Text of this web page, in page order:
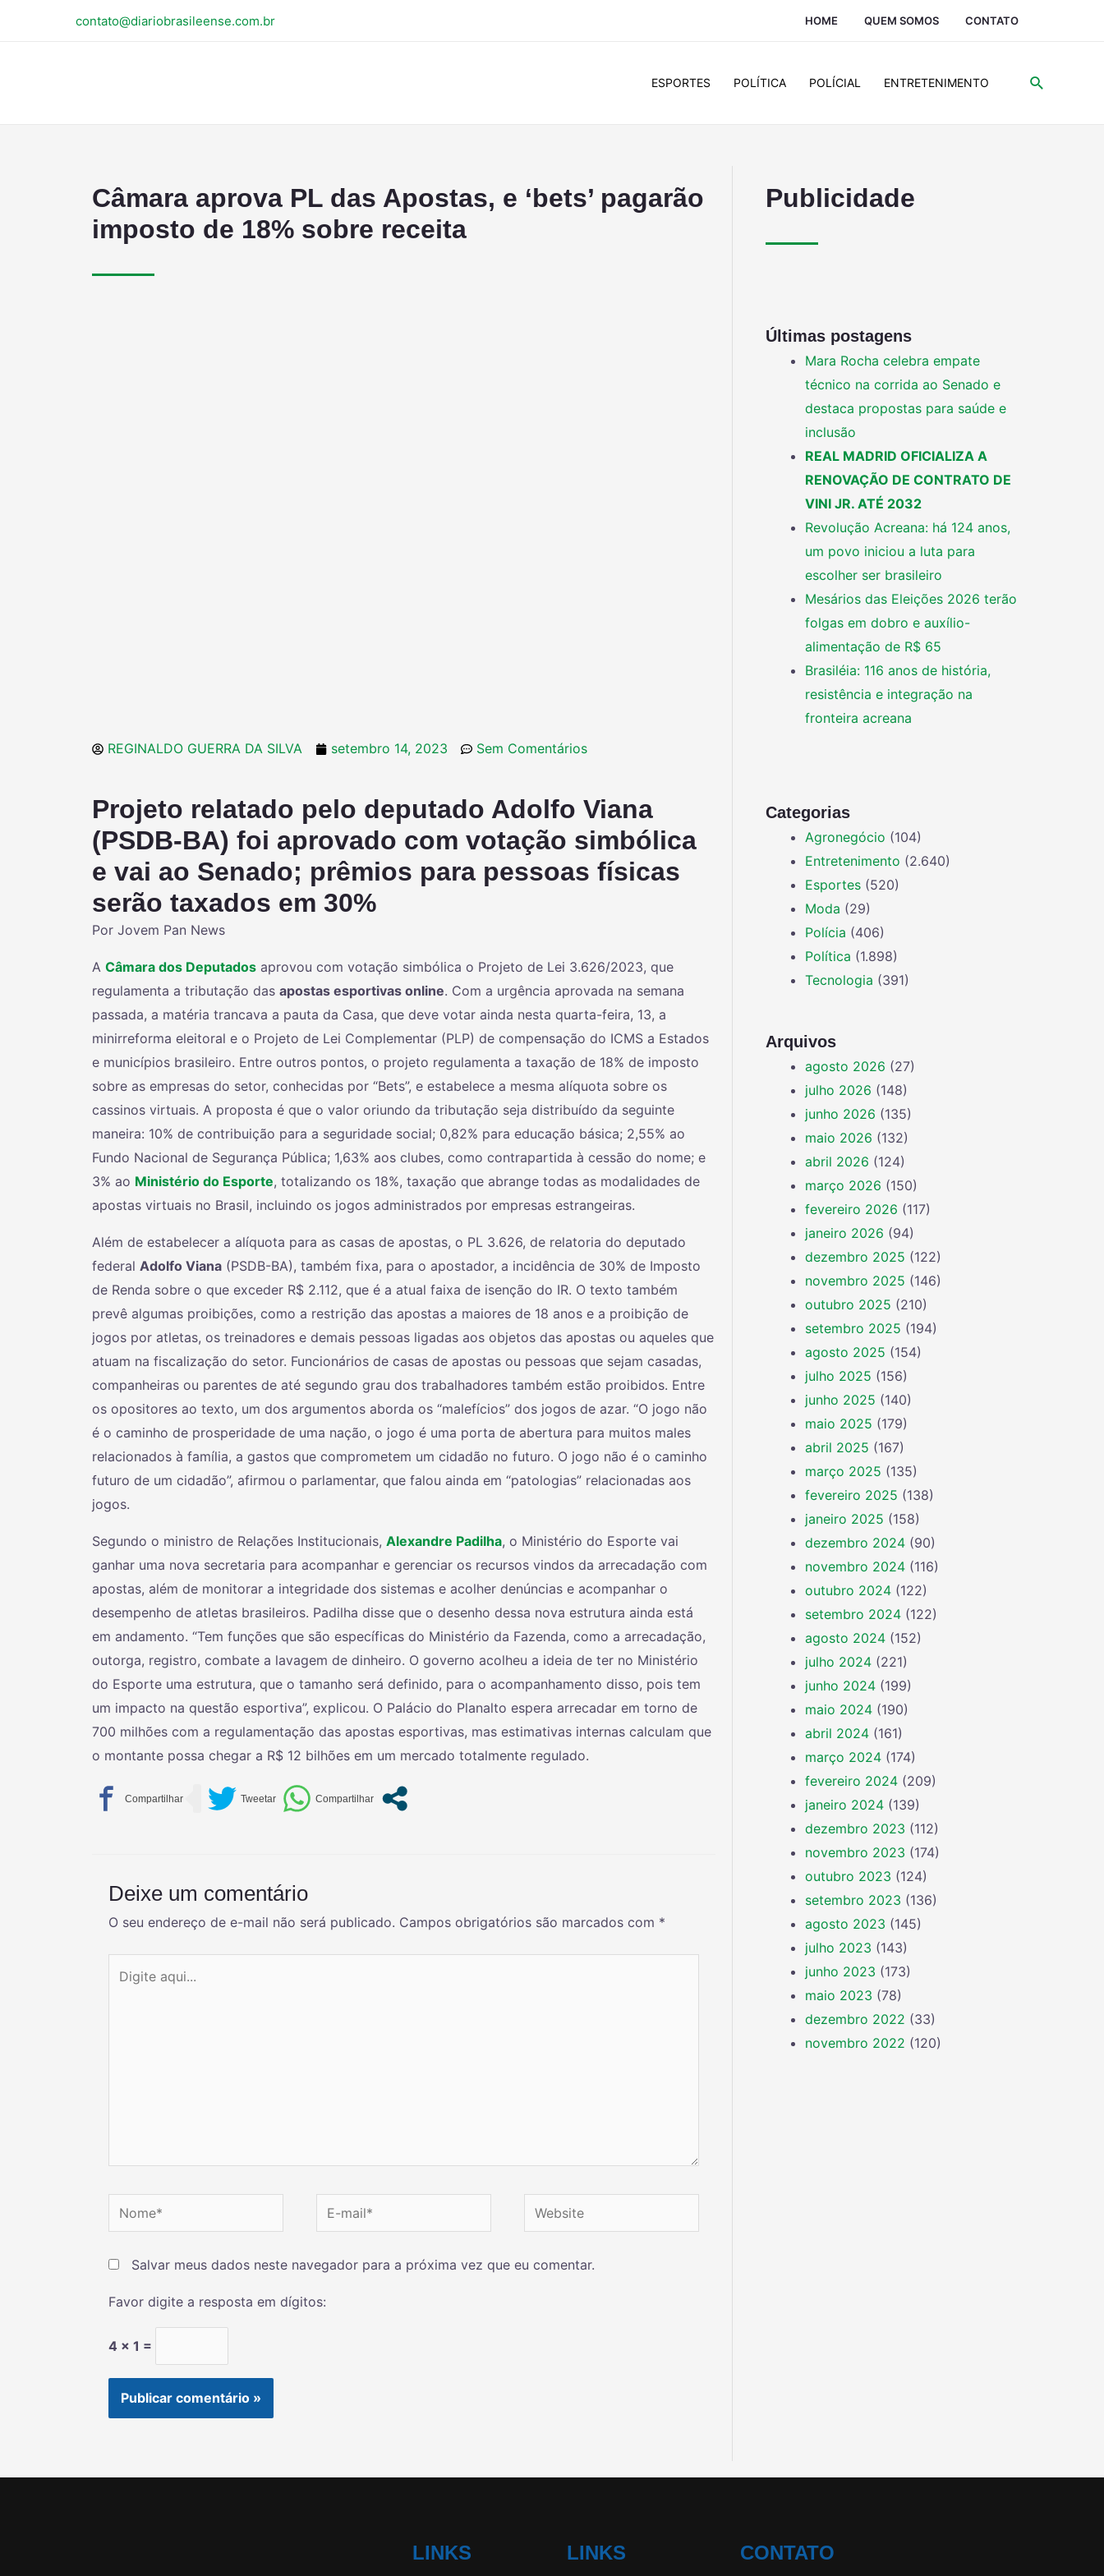
contato@diariobrasileense.com.br HOME QUEM SOMOS CONTATO
ESPORTES POLÍTICA POLÍCIAL ENTRETENIMENTO
Câmara aprova PL das Apostas, e ‘bets’ pagarão
imposto de 18% sobre receita
REGINALDO GUERRA DA SILVA setembro 14, 2023 Sem Comentários
Projeto relatado pelo deputado Adolfo Viana
(PSDB-BA) foi aprovado com votação simbólica
e vai ao Senado; prêmios para pessoas físicas
serão taxados em 30%
Por Jovem Pan News
A Câmara dos Deputados aprovou com votação simbólica o Projeto de Lei 3.626/2023, que
regulamenta a tributação das apostas esportivas online. Com a urgência aprovada na semana
passada, a matéria trancava a pauta da Casa, que deve votar ainda nesta quarta-feira, 13, a
minirreforma eleitoral e o Projeto de Lei Complementar (PLP) de compensação do ICMS a Estados
e municípios brasileiro. Entre outros pontos, o projeto regulamenta a taxação de 18% de imposto
sobre as empresas do setor, conhecidas por “Bets”, e estabelece a mesma alíquota sobre os
cassinos virtuais. A proposta é que o valor oriundo da tributação seja distribuído da seguinte
maneira: 10% de contribuição para a seguridade social; 0,82% para educação básica; 2,55% ao
Fundo Nacional de Segurança Pública; 1,63% aos clubes, como contrapartida à cessão do nome; e
3% ao Ministério do Esporte, totalizando os 18%, taxação que abrange todas as modalidades de
apostas virtuais no Brasil, incluindo os jogos administrados por empresas estrangeiras.
Além de estabelecer a alíquota para as casas de apostas, o PL 3.626, de relatoria do deputado
federal Adolfo Viana (PSDB-BA), também fixa, para o apostador, a incidência de 30% de Imposto
de Renda sobre o que exceder R$ 2.112, que é a atual faixa de isenção do IR. O texto também
prevê algumas proibições, como a restrição das apostas a maiores de 18 anos e a proibição de
jogos por atletas, os treinadores e demais pessoas ligadas aos objetos das apostas ou aqueles que
atuam na fiscalização do setor. Funcionários de casas de apostas ou pessoas que sejam casadas,
companheiras ou parentes de até segundo grau dos trabalhadores também estão proibidos. Entre
os opositores ao texto, um dos argumentos aborda os “malefícios” dos jogos de azar. “O jogo não
é o caminho de prosperidade de uma nação, o jogo é uma porta de abertura para muitos males
relacionados à família, a gastos que comprometem um cidadão no futuro. O jogo não é o caminho
futuro de um cidadão”, afirmou o parlamentar, que falou ainda em “patologias” relacionadas aos
jogos.
Segundo o ministro de Relações Institucionais, Alexandre Padilha, o Ministério do Esporte vai
ganhar uma nova secretaria para acompanhar e gerenciar os recursos vindos da arrecadação com
apostas, além de monitorar a integridade dos sistemas e acolher denúncias e acompanhar o
desempenho de atletas brasileiros. Padilha disse que o desenho dessa nova estrutura ainda está
em andamento. “Tem funções que são específicas do Ministério da Fazenda, como a arrecadação,
outorga, registro, combate a lavagem de dinheiro. O governo acolheu a ideia de ter no Ministério
do Esporte uma estrutura, que o tamanho será definido, para o acompanhamento disso, pois tem
um impacto na questão esportiva”, explicou. O Palácio do Planalto espera arrecadar em torno de
700 milhões com a regulamentação das apostas esportivas, mas estimativas internas calculam que
o montante possa chegar a R$ 12 bilhões em um mercado totalmente regulado.
Deixe um comentário
O seu endereço de e-mail não será publicado. Campos obrigatórios são marcados com *
Salvar meus dados neste navegador para a próxima vez que eu comentar.
Favor digite a resposta em dígitos:
4 × 1 =
Publicidade
Últimas postagens
Mara Rocha celebra empate
técnico na corrida ao Senado e
destaca propostas para saúde e
inclusão
REAL MADRID OFICIALIZA A
RENOVAÇÃO DE CONTRATO DE
VINI JR. ATÉ 2032
Revolução Acreana: há 124 anos,
um povo iniciou a luta para
escolher ser brasileiro
Mesários das Eleições 2026 terão
folgas em dobro e auxílio-
alimentação de R$ 65
Brasiléia: 116 anos de história,
resistência e integração na
fronteira acreana
Categorias
Agronegócio (104)
Entretenimento (2.640)
Esportes (520)
Moda (29)
Polícia (406)
Política (1.898)
Tecnologia (391)
Arquivos
agosto 2026 (27)
julho 2026 (148)
junho 2026 (135)
maio 2026 (132)
abril 2026 (124)
março 2026 (150)
fevereiro 2026 (117)
janeiro 2026 (94)
dezembro 2025 (122)
novembro 2025 (146)
outubro 2025 (210)
setembro 2025 (194)
agosto 2025 (154)
julho 2025 (156)
junho 2025 (140)
maio 2025 (179)
abril 2025 (167)
março 2025 (135)
fevereiro 2025 (138)
janeiro 2025 (158)
dezembro 2024 (90)
novembro 2024 (116)
outubro 2024 (122)
setembro 2024 (122)
agosto 2024 (152)
julho 2024 (221)
junho 2024 (199)
maio 2024 (190)
abril 2024 (161)
março 2024 (174)
fevereiro 2024 (209)
janeiro 2024 (139)
dezembro 2023 (112)
novembro 2023 (174)
outubro 2023 (124)
setembro 2023 (136)
agosto 2023 (145)
julho 2023 (143)
junho 2023 (173)
maio 2023 (78)
dezembro 2022 (33)
novembro 2022 (120)
LINKS LINKS CONTATO